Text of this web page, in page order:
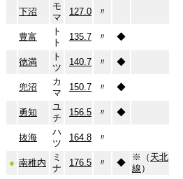
下沼
モ
マ
127.0 〃
豊富
ト
ト
135.7 〃 ◆
徳満
ト
ツ
140.7 〃 ◆
兜沼
カ
マ
150.7 〃 ◆
勇知
ユ
チ
156.5 〃 ◆
抜海
ハ
ツ
164.8 〃
● 南稚内
ミ
ナ
176.5 〃 ◆
※（ 天北
線 ）